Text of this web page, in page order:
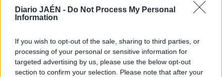
Diario JAÉN - Do Not Process My Personal
Information
If you wish to opt-out of the sale, sharing to third parties, or
processing of your personal or sensitive information for
targeted advertising by us, please use the below opt-out
section to confirm your selection. Please note that after your
reducida (un -24,70%); vehículos industriales de menos de
3.500 kg, que se correspondan a las clasificaciones 20 y
en las ITV móviles se elimina la tarifa por desplazamiento.
En esta medida, que pretende abaratar el coste del
mantenimiento de los vehículos en crisis, también se